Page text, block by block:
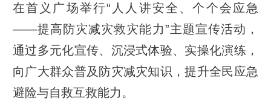
在首义广场举行“人人讲安全、个个会应急
——提高防灾减灾救灾能力”主题宣传活动，
通过多元化宣传、沉浸式体验、实操化演练，
向广大群众普及防灾减灾知识，提升全民应急
避险与自救互救能力。